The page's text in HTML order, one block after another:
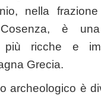
nella
è
più ricche e
Grecia.
archeologico è